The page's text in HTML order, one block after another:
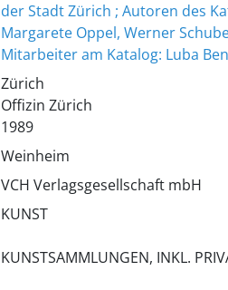
der Stadt Zürich ; Autoren des
Margarete Oppel, Werner
Mitarbeiter am Katalog: Luba
Zürich
Offizin Zürich
1989
Weinheim
VCH Verlagsgesellschaft mbH
KUNST
KUNSTSAMMLUNGEN, INKL.